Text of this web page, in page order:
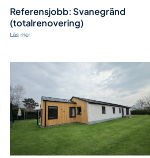
Referensjobb: Svanegränd
(totalrenovering)
Läs mer